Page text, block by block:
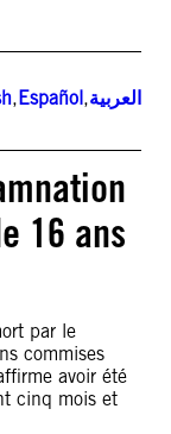
,Español,العربية
16 ans
par le
commises
avoir été
cinq mois et